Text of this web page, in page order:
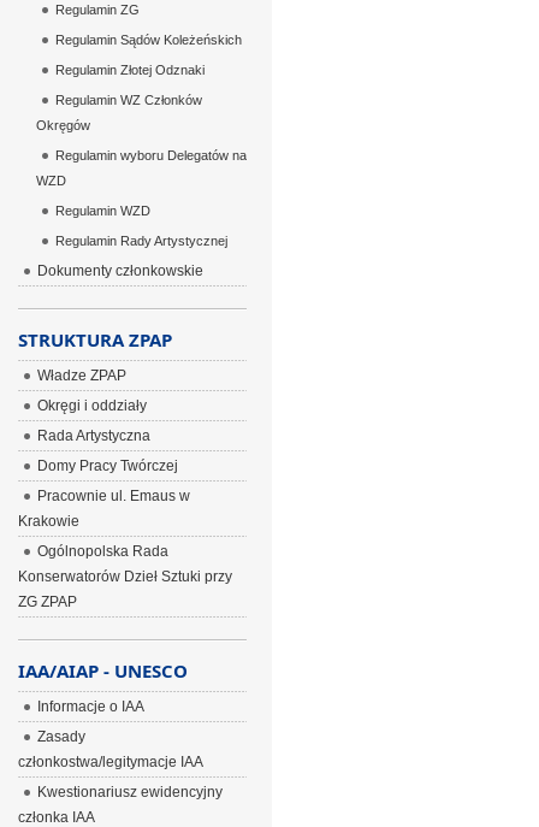
Regulamin ZG
Regulamin Sądów Koleżeńskich
Regulamin Złotej Odznaki
Regulamin WZ Członków
Okręgów
Regulamin wyboru Delegatów na
WZD
Regulamin WZD
Regulamin Rady Artystycznej
Dokumenty członkowskie
STRUKTURA ZPAP
Władze ZPAP
Okręgi i oddziały
Rada Artystyczna
Domy Pracy Twórczej
Pracownie ul. Emaus w
Krakowie
Ogólnopolska Rada
Konserwatorów Dzieł Sztuki przy
ZG ZPAP
IAA/AIAP - UNESCO
Informacje o IAA
Zasady
członkostwa/legitymacje IAA
Kwestionariusz ewidencyjny
członka IAA